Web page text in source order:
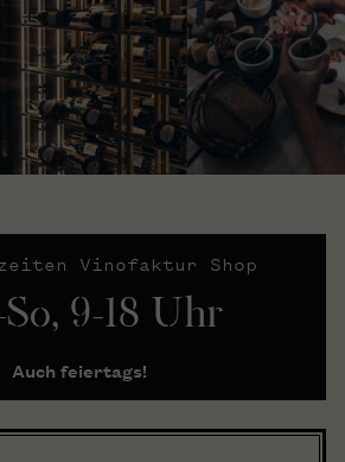
Vinofaktur Shop
9-18 Uhr
Auch feiertags!